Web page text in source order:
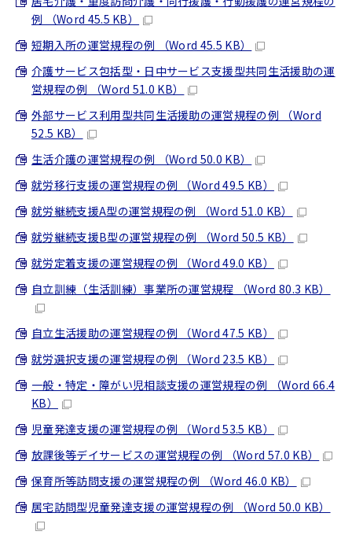
例 （Word 45.5 KB）
短期入所の運営規程の例 （Word 45.5 KB）
介護サービス包括型・日中サービス支援型共同生活援助の運
営規程の例 （Word 51.0 KB）
外部サービス利用型共同生活援助の運営規程の例 （Word
52.5 KB）
生活介護の運営規程の例 （Word 50.0 KB）
就労移行支援の運営規程の例 （Word 49.5 KB）
就労継続支援A型の運営規程の例 （Word 51.0 KB）
就労継続支援B型の運営規程の例 （Word 50.5 KB）
就労定着支援の運営規程の例 （Word 49.0 KB）
自立訓練（生活訓練）事業所の運営規程 （Word 80.3 KB）
自立生活援助の運営規程の例 （Word 47.5 KB）
就労選択支援の運営規程の例 （Word 23.5 KB）
一般・特定・障がい児相談支援の運営規程の例 （Word 66.4
KB）
児童発達支援の運営規程の例 （Word 53.5 KB）
放課後等デイサービスの運営規程の例 （Word 57.0 KB）
保育所等訪問支援の運営規程の例 （Word 46.0 KB）
居宅訪問型児童発達支援の運営規程の例 （Word 50.0 KB）